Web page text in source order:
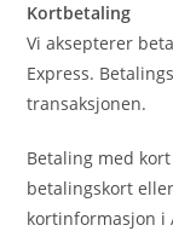
Kortbetaling
Vi aksepterer
Express.
transaksjonen.
Betaling med
betalingskort
kortinformasjon i